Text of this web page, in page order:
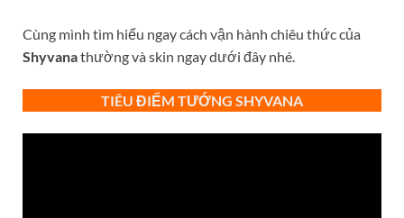
Cùng mình tìm hiểu ngay cách vận hành chiêu thức của
Shyvanathường và skin ngay dưới đây nhé.
TIÊU ĐIỂM TƯỚNG SHYVANA